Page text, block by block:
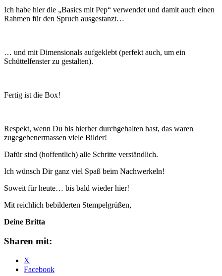
Ich habe hier die „Basics mit Pep“ verwendet und damit auch einen
Rahmen für den Spruch ausgestanzt…
… und mit Dimensionals aufgeklebt (perfekt auch, um ein
Schüttelfenster zu gestalten).
Fertig ist die Box!
Respekt, wenn Du bis hierher durchgehalten hast, das waren
zugegebenermassen viele Bilder!
Dafür sind (hoffentlich) alle Schritte verständlich.
Ich wünsch Dir ganz viel Spaß beim Nachwerkeln!
Soweit für heute… bis bald wieder hier!
Mit reichlich bebilderten Stempelgrüßen,
Deine Britta
Sharen mit:
X
Facebook